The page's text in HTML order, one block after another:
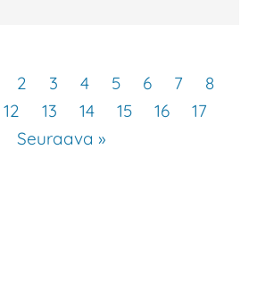
2 3 4 5 6 7
8
12 13 14 15 16
17
Seuraava »